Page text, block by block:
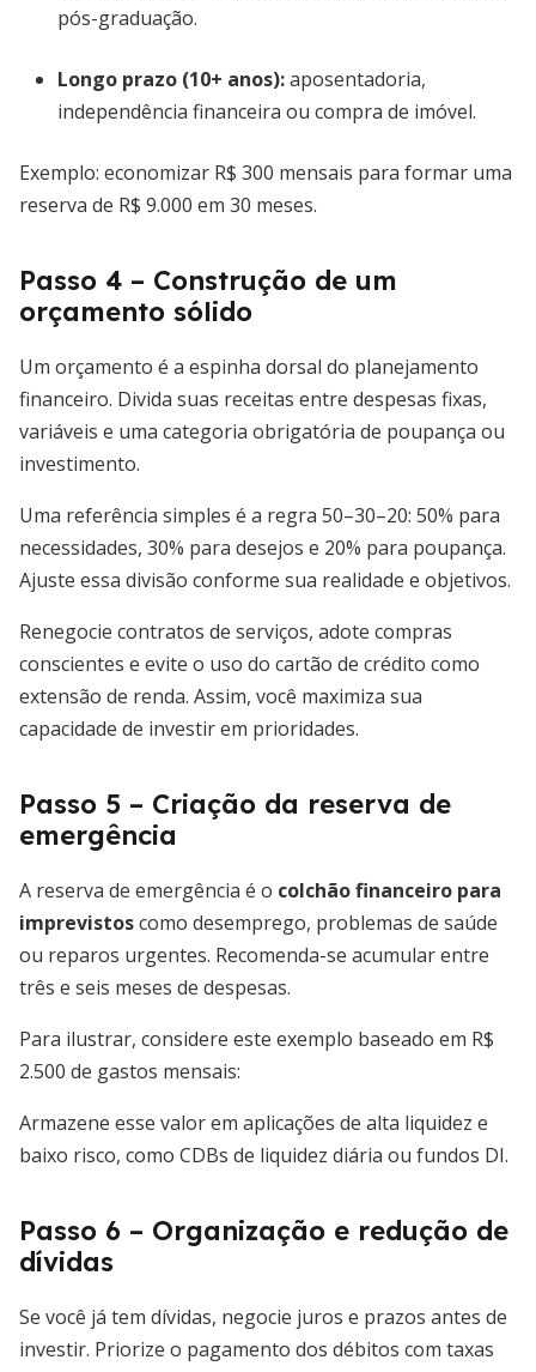
pós-graduação.
Longo prazo (10+ anos):aposentadoria,
independência financeira ou compra de imóvel.
Exemplo: economizar R$ 300 mensais para formar uma
reserva de R$ 9.000 em 30 meses.
Passo 4 – Construção de um
orçamento sólido
Um orçamento é a espinha dorsal do planejamento
financeiro. Divida suas receitas entre despesas fixas,
variáveis e uma categoria obrigatória de poupança ou
investimento.
Uma referência simples é a regra 50–30–20: 50% para
necessidades, 30% para desejos e 20% para poupança.
Ajuste essa divisão conforme sua realidade e objetivos.
Renegocie contratos de serviços, adote compras
conscientes e evite o uso do cartão de crédito como
extensão de renda. Assim, você maximiza sua
capacidade de investir em prioridades.
Passo 5 – Criação da reserva de
emergência
A reserva de emergência é o colchão financeiro para
imprevistoscomo desemprego, problemas de saúde
ou reparos urgentes. Recomenda-se acumular entre
três e seis meses de despesas.
Para ilustrar, considere este exemplo baseado em R$
2.500 de gastos mensais:
Armazene esse valor em aplicações de alta liquidez e
baixo risco, como CDBs de liquidez diária ou fundos DI.
Passo 6 – Organização e redução de
dívidas
Se você já tem dívidas, negocie juros e prazos antes de
investir. Priorize o pagamento dos débitos com taxas